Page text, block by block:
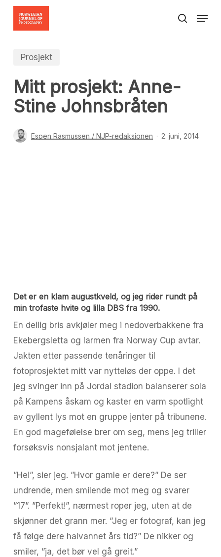
Skip
content
search
Menu
Prosjekt
Mitt prosjekt: Anne-
Stine Johnsbråten
Espen Rasmussen / NJP-redaksjonen 2. juni, 2014
Det er en klam augustkveld, og jeg rider rundt på
min trofaste hvite og lilla DBS fra 1990.
En deilig bris avkjøler meg i nedoverbakkene fra
Ekebergsletta og larmen fra Norway Cup avtar.
Jakten etter passende tenåringer til
fotoprosjektet mitt var nytteløs der oppe. I det
jeg svinger inn på Jordal stadion balanserer sola
på Kampens åskam og kaster en varm spotlight
av gyllent lys mot en gruppe jenter på tribunene.
En god magefølelse brer om seg, mens jeg triller
forsøksvis nonsjalant mot jentene.
”Hei”, sier jeg. ”Hvor gamle er dere?” De ser
undrende, men smilende mot meg og svarer
”17”. ”Perfekt!”, nærmest roper jeg, uten at de
skjønner det grann mer. ”Jeg er fotograf, kan jeg
få følge dere halvannet års tid?” De nikker og
smiler, ”ja, det bør vel gå greit.”